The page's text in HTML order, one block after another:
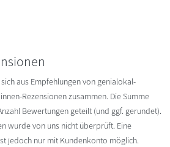
aus Empfehlungen von genialokal-
Rezensionen zusammen. Die Summe
Bewertungen geteilt (und ggf. gerundet).
wurde von uns nicht überprüft. Eine
jedoch nur mit Kundenkonto möglich.